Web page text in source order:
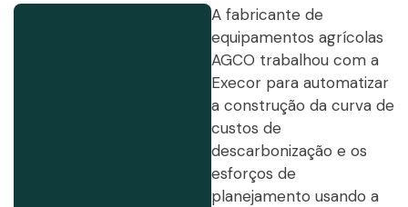
A fabricante de
equipamentos agrícolas
AGCO trabalhou com a
Execor para automatizar
a construção da curva de
custos de
descarbonização e os
esforços de
planejamento usando a